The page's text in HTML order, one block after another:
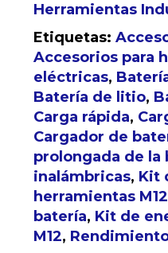
Herramientas
Etiquetas:
Accesorios para
eléctricas,
Batería de litio,
Carga rápida,
Cargador de
prolongada de la
inalámbricas, Kit
herramientas M12
batería, Kit de
M12,